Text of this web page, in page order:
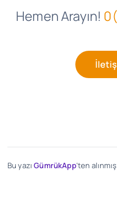
Hemen Arayın!
Bu yazıGümrükApp'ten